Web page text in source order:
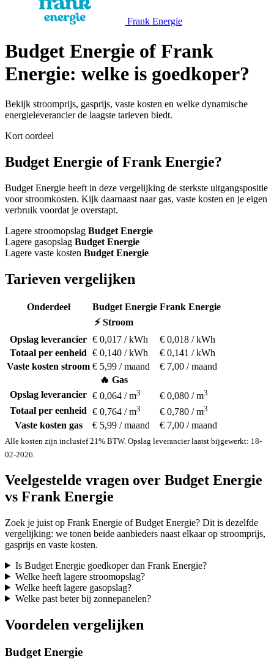
Frank Energie
Budget Energie of Frank
Energie: welke is goedkoper?
Bekijk stroomprijs, gasprijs, vaste kosten en welke dynamische
energieleverancier de laagste tarieven biedt.
Kort oordeel
Budget Energie of Frank Energie?
Budget Energie heeft in deze vergelijking de sterkste uitgangspositie
voor stroomkosten. Kijk daarnaast naar gas, vaste kosten en je eigen
verbruik voordat je overstapt.
Lagere stroomopslag Budget Energie
Lagere gasopslag Budget Energie
Lagere vaste kosten Budget Energie
Tarieven vergelijken
Onderdeel Budget Energie Frank Energie
⚡ Stroom
Opslag leverancier € 0,017 / kWh
€ 0,018 / kWh
Totaal per eenheid € 0,140 / kWh
€ 0,141 / kWh
Vaste kosten stroom € 5,99 / maand
€ 7,00 / maand
🔥 Gas
Opslag leverancier € 0,064 / m3 € 0,080 / m3
Totaal per eenheid € 0,764 / m3 € 0,780 / m3
Vaste kosten gas € 5,99 / maand € 7,00 / maand
Alle kosten zijn inclusief 21% BTW. Opslag leverancier laatst bijgewerkt: 18-
02-2026.
Veelgestelde vragen over Budget Energie
vs Frank Energie
Zoek je juist op Frank Energie of Budget Energie? Dit is dezelfde
vergelijking: we tonen beide aanbieders naast elkaar op stroomprijs,
gasprijs en vaste kosten.
Is Budget Energie goedkoper dan Frank Energie?
Welke heeft lagere stroomopslag?
Welke heeft lagere gasopslag?
Welke past beter bij zonnepanelen?
Voordelen vergelijken
Budget Energie